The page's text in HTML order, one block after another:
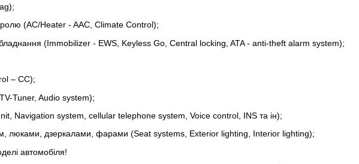
(AC/Heater - AAC, Climate Control);
(Immobilizer - EWS, Keyless Go, Central locking, ATA - anti-theft alarm system);
– CC);
Tuner, Audio system);
Navigation system, cellular telephone system, Voice control, INS та ін);
люками, дзеркалами, фарами (Seat systems, Exterior lighting, Interior lighting);
автомобіля!